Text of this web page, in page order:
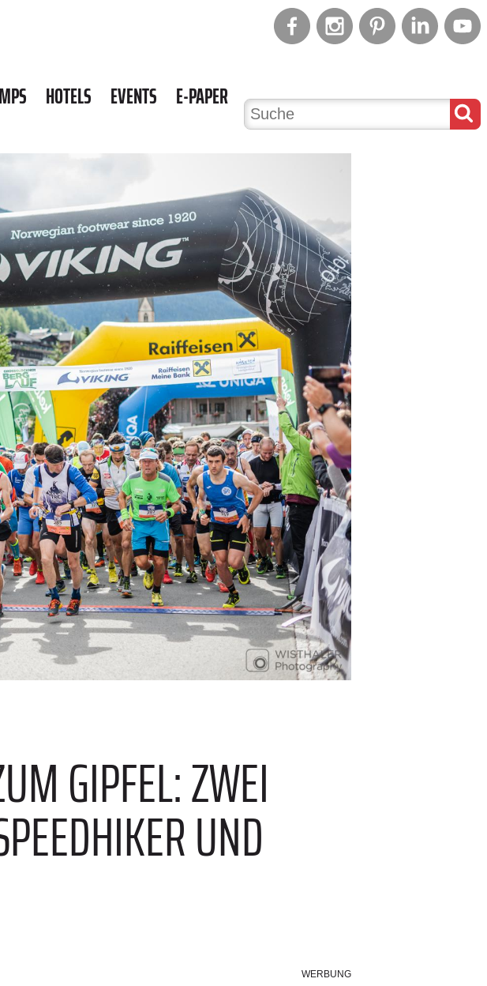
HOTELS EVENTS E-PAPER
GIPFEL: ZWEI
UND
WERBUNG